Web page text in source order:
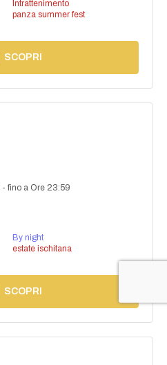
Intrattenimento
panza summer fest
SCOPRI
-fino a Ore 23:59
By night
estate ischitana
SCOPRI